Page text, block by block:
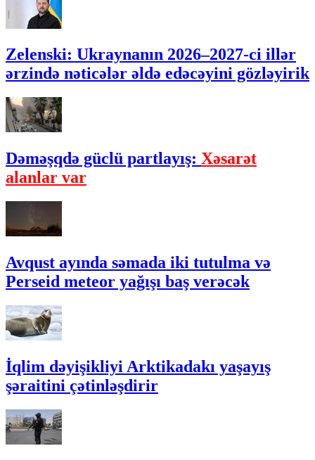
Zelenski: Ukraynanın 2026–2027-ci illər
ərzində nəticələr əldə edəcəyini gözləyirik
Dəməşqdə güclü partlayış: Xəsarət
alanlar var
Avqust ayında səmada iki tutulma və
Perseid meteor yağışı baş verəcək
İqlim dəyişikliyi Arktikadakı yaşayış
şəraitini çətinləşdirir